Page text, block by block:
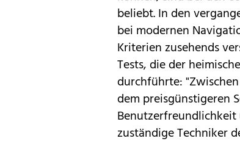
beliebt. In den
bei modernen
Kriterien zusehends
Tests, die der
durchführte:
dem preisgünstigeren
zuständige Techniker